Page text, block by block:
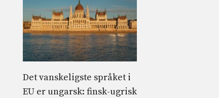
Det vanskeligste språket i
EU er ungarsk: finsk-ugrisk